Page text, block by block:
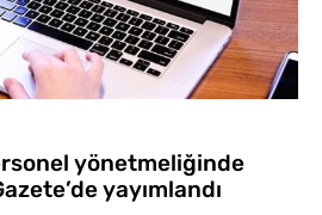
yönetmeliğinde
yayımlandı